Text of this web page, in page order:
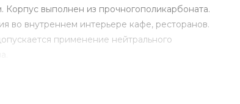
выполнен из прочногополикарбоната.
во внутреннем интерьере кафе, ресторанов.
применение нейтрального